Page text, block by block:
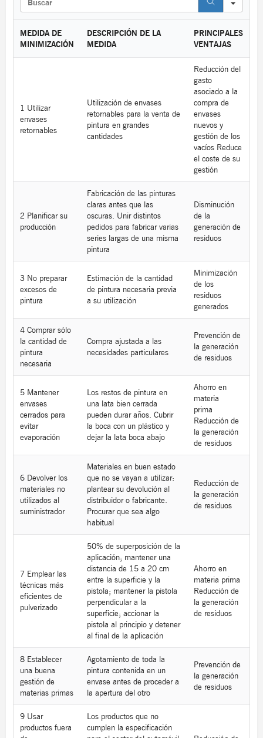
MEDIDA DE
MINIMIZACIÓN
DESCRIPCIÓN DE LA
MEDIDA
PRINCIPALES
VENTAJAS
1 Utilizar
envases
retornables
Utilización de envases
retornables para la venta de
pintura en grandes
cantidades
Reducción del
gasto
asociado a la
compra de
envases
nuevos y
gestión de los
vacíos Reduce
el coste de su
gestión
2 Planificar su
producción
Fabricación de las pinturas
claras antes que las
oscuras. Unir distintos
pedidos para fabricar varias
series largas de una misma
pintura
Disminución
de la
generación de
residuos
3 No preparar
excesos de
pintura
Estimación de la cantidad
de pintura necesaria previa
a su utilización
Minimización
de los
residuos
generados
4 Comprar sólo
la cantidad de
pintura
necesaria
Compra ajustada a las
necesidades particulares
Prevención de
la generación
de residuos
5 Mantener
envases
cerrados para
evitar
evaporación
Los restos de pintura en
una lata bien cerrada
pueden durar años. Cubrir
la boca con un plástico y
dejar la lata boca abajo
Ahorro en
materia
prima
Reducción de
la generación
de residuos
6 Devolver los
materiales no
utilizados al
suministrador
Materiales en buen estado
que no se vayan a utilizar:
plantear su devolución al
distribuidor o fabricante.
Procurar que sea algo
habitual
Reducción de
la generación
de residuos
7 Emplear las
técnicas más
eficientes de
pulverizado
50% de superposición de la
aplicación; mantener una
distancia de 15 a 20 cm
entre la superficie y la
pistola; mantener la pistola
perpendicular a la
superficie; accionar la
pistola al principio y detener
al final de la aplicación
Ahorro en
materia prima
Reducción de
la generación
de residuos
8 Establecer
una buena
gestión de
materias primas
Agotamiento de toda la
pintura contenida en un
envase antes de proceder a
la apertura del otro
Prevención de
la generación
de residuos
9 Usar
productos fuera
Los productos que no
cumplen la especificación